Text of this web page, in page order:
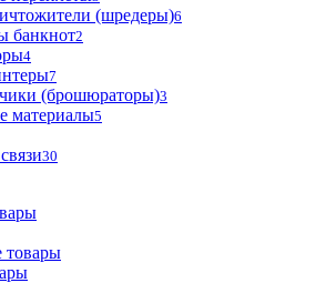
(шредеры)6
банкнот2
4
7
(брошюраторы)3
материалы5
30
товары